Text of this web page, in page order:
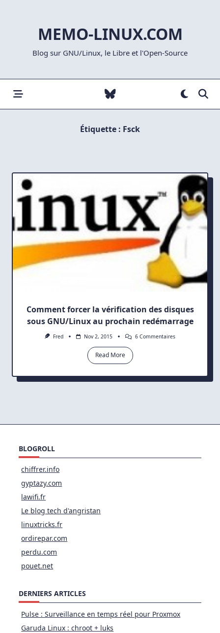
MEMO-LINUX.COM
Blog sur GNU/Linux, le Libre et l'Open-Source
Étiquette : Fsck
Comment forcer la vérification des disques
sous GNU/Linux au prochain redémarrage
Fred Nov 2, 2015 6 CommentairesSur
Disques
Read More
BLOGROLL
chiffrer.info
gyptazy.com
lawifi.fr
Le blog tech d'angristan
linuxtricks.fr
ordirepar.com
perdu.com
pouet.net
DERNIERS ARTICLES
Pulse : Surveillance en temps réel pour Proxmox
Garuda Linux : chroot + luks